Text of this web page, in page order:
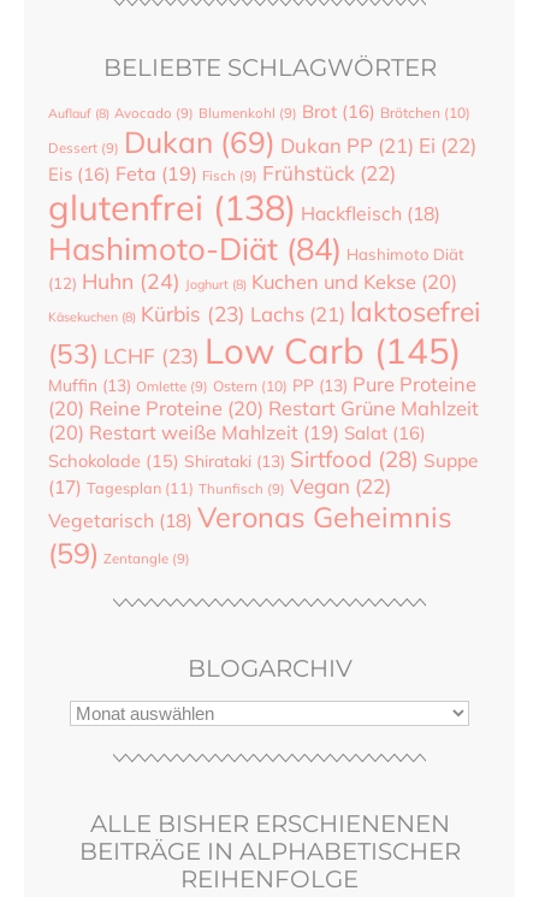
BELIEBTE SCHLAGWÖRTER
Auflauf (8) Avocado (9) Blumenkohl (9) Brot (16) Brötchen (10)
Dessert (9) Dukan (69) Dukan PP (21) Ei (22)
Eis (16) Feta (19) Fisch (9) Frühstück (22)
glutenfrei (138) Hackfleisch (18)
Hashimoto-Diät (84) Hashimoto Diät
(12) Huhn (24) Joghurt (8) Kuchen und Kekse (20)
Käsekuchen (8) Kürbis (23) Lachs (21) laktosefrei
(53) LCHF (23) Low Carb (145)
Muffin (13) Omlette (9) Ostern (10) PP (13) Pure Proteine
(20) Reine Proteine (20) Restart Grüne Mahlzeit
(20) Restart weiße Mahlzeit (19) Salat (16)
Schokolade (15) Shirataki (13) Sirtfood (28) Suppe
(17) Tagesplan (11) Thunfisch (9) Vegan (22)
Vegetarisch (18) Veronas Geheimnis
(59) Zentangle (9)
BLOGARCHIV
ALLE BISHER ERSCHIENENEN
BEITRÄGE IN ALPHABETISCHER
REIHENFOLGE